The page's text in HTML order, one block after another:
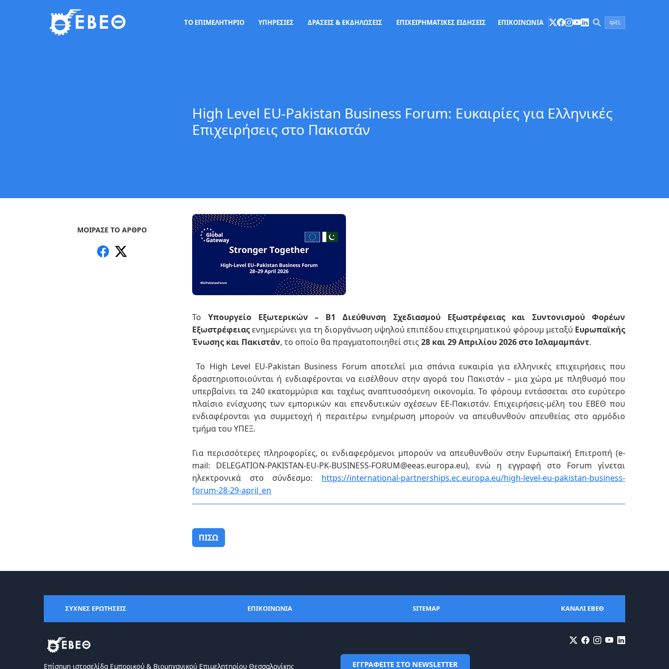
ΤΟ ΕΠΙΜΕΛΗΤΗΡΙΟ ΥΠΗΡΕΣΙΕΣ ΔΡΑΣΕΙΣ & ΕΚΔΗΛΩΣΕΙΣ ΕΠΙΧΕΙΡΗΜΑΤΙΚΕΣ ΕΙΔΗΣΕΙΣ ΕΠΙΚΟΙΝΩΝΙΑ EL
High Level EU-Pakistan Business Forum: Ευκαιρίες για Ελληνικές
Επιχειρήσεις στο Πακιστάν
ΜΟΙΡΑΣΕ ΤΟ ΑΡΘΡΟ
Το Υπουργείο Εξωτερικών – Β1 Διεύθυνση Σχεδιασμού Εξωστρέφειας και Συντονισμού Φορέων
Εξωστρέφειαςενημερώνει για τη διοργάνωση υψηλού επιπέδου επιχειρηματικού φόρουμ μεταξύ Ευρωπαϊκής
Ένωσης και Πακιστάν, το οποίο θα πραγματοποιηθεί στις28 και 29 Απριλίου 2026 στο Ισλαμαμπάντ.
Το High Level EU-Pakistan Business Forum αποτελεί μια σπάνια ευκαιρία για ελληνικές επιχειρήσεις που
δραστηριοποιούνται ή ενδιαφέρονται να εισέλθουν στην αγορά του Πακιστάν – μια χώρα με πληθυσμό που
υπερβαίνει τα 240 εκατομμύρια και ταχέως αναπτυσσόμενη οικονομία. Το φόρουμ εντάσσεται στο ευρύτερο
πλαίσιο ενίσχυσης των εμπορικών και επενδυτικών σχέσεων ΕΕ-Πακιστάν. Επιχειρήσεις-μέλη του ΕΒΕΘ που
ενδιαφέρονται για συμμετοχή ή περαιτέρω ενημέρωση μπορούν να απευθυνθούν απευθείας στο αρμόδιο
τμήμα του ΥΠΕΞ.
Για περισσότερες πληροφορίες, οι ενδιαφερόμενοι μπορούν να απευθυνθούν στην Ευρωπαϊκή Επιτροπή (e-
mail: DELEGATION-PAKISTAN-EU-PK-BUSINESS-FORUM@eeas.europa.eu), ενώ η εγγραφή στο Forum γίνεται
ηλεκτρονικά στο σύνδεσμο: https://international-partnerships.ec.europa.eu/high-level-eu-pakistan-business-
forum-28-29-april en
ΠΙΣΩ
ΣΥΧΝΕΣ ΕΡΩΤΗΣΕΙΣ ΕΠΙΚΟΙΝΩΝΙΑ SITEMAP ΚΑΝΑΛΙ ΕΒΕΘ
Επίσημη ιστοσελίδα Eμπορικού & Bιομηχανικού Eπιμελητηρίου Θεσσαλονίκης ΕΓΓΡΑΦΕΙΤΕ ΣΤΟ NEWSLETTER